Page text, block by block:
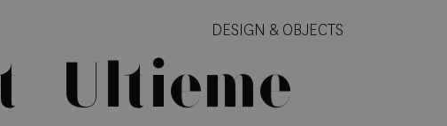
DESIGN & OBJECTS
– Ultieme